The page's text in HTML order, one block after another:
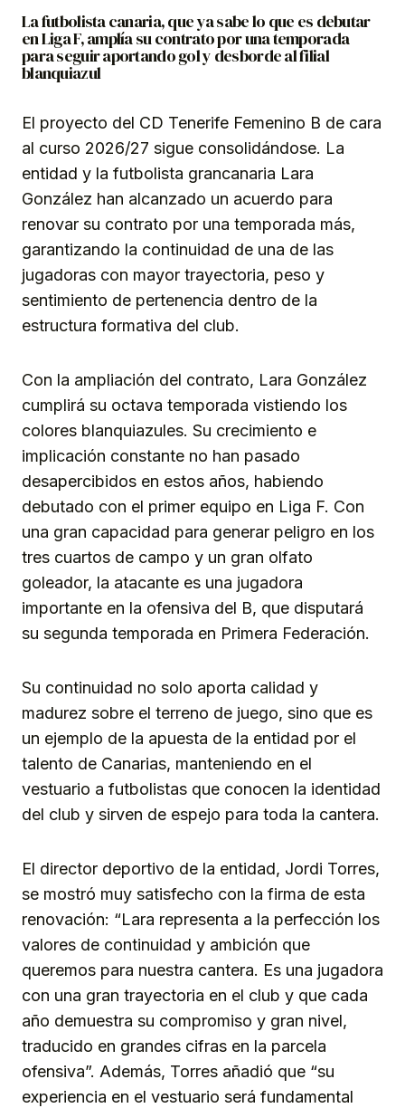
La futbolista canaria, que ya sabe lo que es debutar
en Liga F, amplía su contrato por una temporada
para seguir aportando gol y desborde al filial
blanquiazul
El proyecto del CD Tenerife Femenino B de cara
al curso 2026/27 sigue consolidándose. La
entidad y la futbolista grancanaria Lara
González han alcanzado un acuerdo para
renovar su contrato por una temporada más,
garantizando la continuidad de una de las
jugadoras con mayor trayectoria, peso y
sentimiento de pertenencia dentro de la
estructura formativa del club.
Con la ampliación del contrato, Lara González
cumplirá su octava temporada vistiendo los
colores blanquiazules. Su crecimiento e
implicación constante no han pasado
desapercibidos en estos años, habiendo
debutado con el primer equipo en Liga F. Con
una gran capacidad para generar peligro en los
tres cuartos de campo y un gran olfato
goleador, la atacante es una jugadora
importante en la ofensiva del B, que disputará
su segunda temporada en Primera Federación.
Su continuidad no solo aporta calidad y
madurez sobre el terreno de juego, sino que es
un ejemplo de la apuesta de la entidad por el
talento de Canarias, manteniendo en el
vestuario a futbolistas que conocen la identidad
del club y sirven de espejo para toda la cantera.
El director deportivo de la entidad, Jordi Torres,
se mostró muy satisfecho con la firma de esta
renovación: “Lara representa a la perfección los
valores de continuidad y ambición que
queremos para nuestra cantera. Es una jugadora
con una gran trayectoria en el club y que cada
año demuestra su compromiso y gran nivel,
traducido en grandes cifras en la parcela
ofensiva”. Además, Torres añadió que “su
experiencia en el vestuario será fundamental